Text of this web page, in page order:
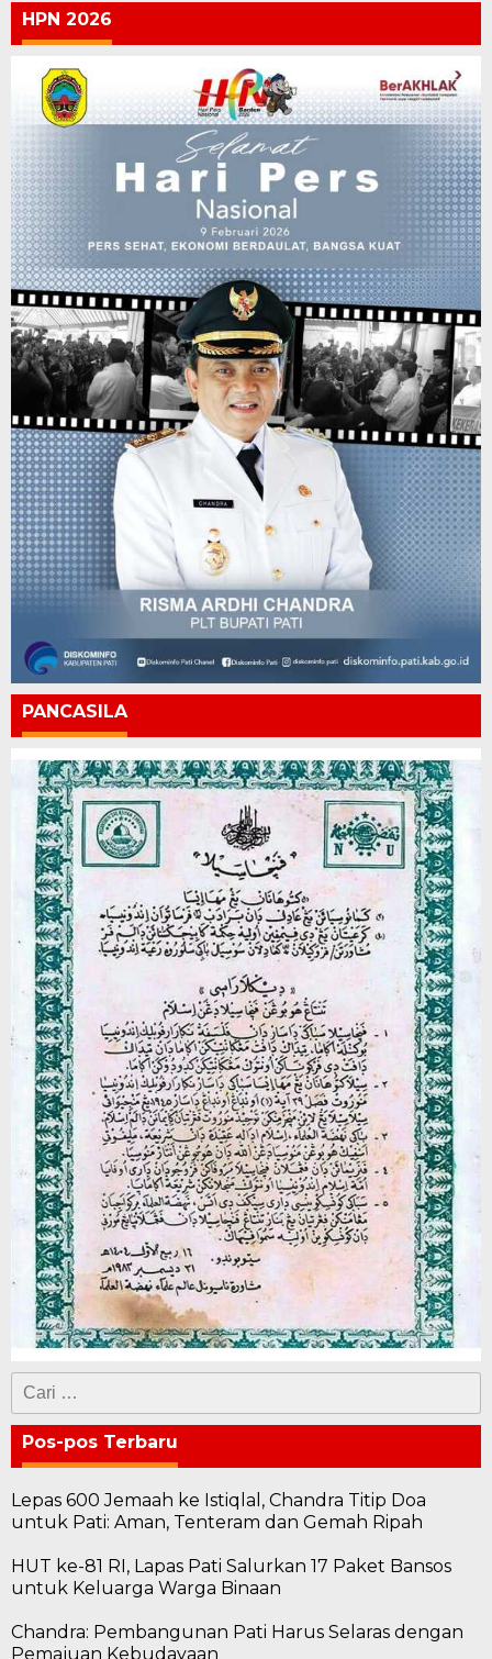
HPN 2026
PANCASILA
Cari
untuk:
Pos-pos Terbaru
Lepas 600 Jemaah ke Istiqlal, Chandra Titip Doa
untuk Pati: Aman, Tenteram dan Gemah Ripah
HUT ke-81 RI, Lapas Pati Salurkan 17 Paket Bansos
untuk Keluarga Warga Binaan
Chandra: Pembangunan Pati Harus Selaras dengan
Pemajuan Kebudayaan